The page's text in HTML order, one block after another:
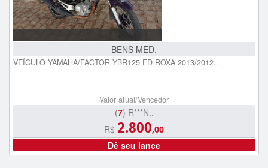
BENS MED.
VEÍCULO YAMAHA/FACTOR YBR125 ED ROXA 2013/2012..
Valor atual/Vencedor
(7) R***N..
R$ 2.800,00
Dê seu lance